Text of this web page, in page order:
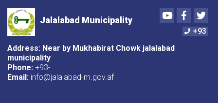
Jalalabad Municipality
Youtube
+93
Address: Near by Mukhabirat Chowk jalalabad
municipality
Phone: +93-
Email: info@jalalabad-m.gov.af